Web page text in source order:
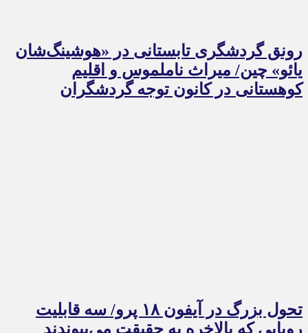
رونق گردشگری تابستانی در «هوشینگ‌شان
یائو» چین/ میراث ناملموس و اقلیم
کوهستانی در کانون توجه گردشگران
تحول بزرگ در آیفون ۱۸ پرو/ سه قابلیت
رویایی که بالاخره به حقیقت می‌پیوندند